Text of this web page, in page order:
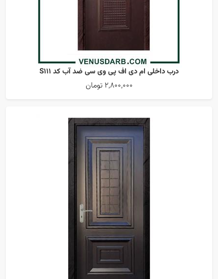
درب داخلی ام دی اف پی وی سی ضد آب کد S111
2,800,000 تومان